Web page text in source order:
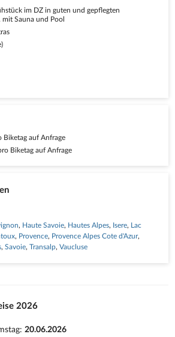
im DZ in guten und gepflegten
mit Sauna und Pool
Biketag auf Anfrage
Biketag auf Anfrage
Haute Savoie Hautes Alpes Isere Lac
Provence Provence Alpes Cote d'Azur
Savoie Transalp Vaucluse
2026
20.06.2026